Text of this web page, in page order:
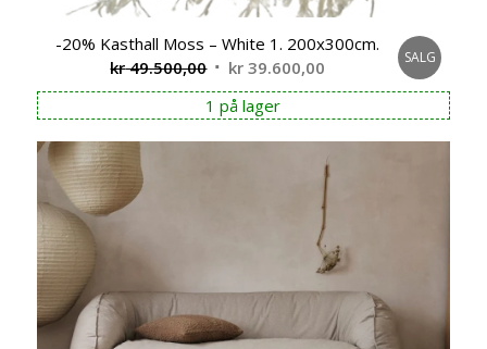
-20% Kasthall Moss – White 1. 200x300cm.
kr49.500,00 Opprinnelig
pris
var:
kr 49.500,00.
kr 39.600,00 Nåværende
pris
er:
kr 39.600,00.
SALG
1 på lager